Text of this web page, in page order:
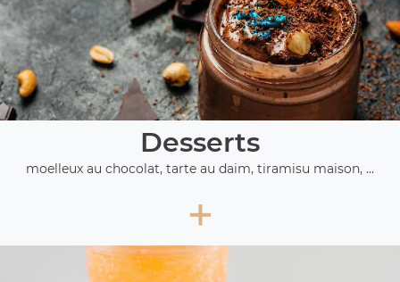
Desserts
moelleux au chocolat, tarte au daim, tiramisu maison, ...
+